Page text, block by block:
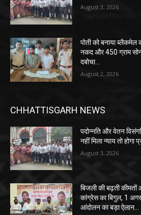
August 3, 2026
पोती को बनाया ब्लैकमेल
नकद और 450 ग्राम
दबोचा…
August 2, 2026
CHHATTISGARH NEWS
पदोन्नति और वेतन
नहीं मिला न्याय तो होगा
August 3, 2026
बिजली की बढ़ती कीमतों
कांग्रेस का बिगुल, 1
आंदोलन का बड़ा ऐलान…